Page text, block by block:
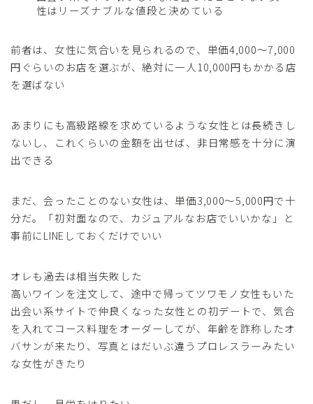
性はリーズナブルな値段と決めている
前者は、女性に気合いを見られるので、単価4,000～7,000
円ぐらいのお店を選ぶが、絶対に一人10,000円もかかる店
を選ばない
あまりにも高級路線を求めているような女性とは長続きし
ないし、これくらいの金額を出せば、非日常感を十分に演
出できる
まだ、会ったことのない女性は、単価3,000～5,000円で十
分だ。「初対面なので、カジュアルなお店でいいかな」と
事前にLINEしておくだけでいい
オレも過去は相当失敗した
高いワインを注文して、途中で帰ってツワモノ女性もいた
出会い系サイトで仲良くなった女性との初デートで、気合
を入れてコース料理をオーダーしてが、年齢を詐称したオ
バサンが来たり、写真とはだいぶ違うプロレスラーみたい
な女性がきたり